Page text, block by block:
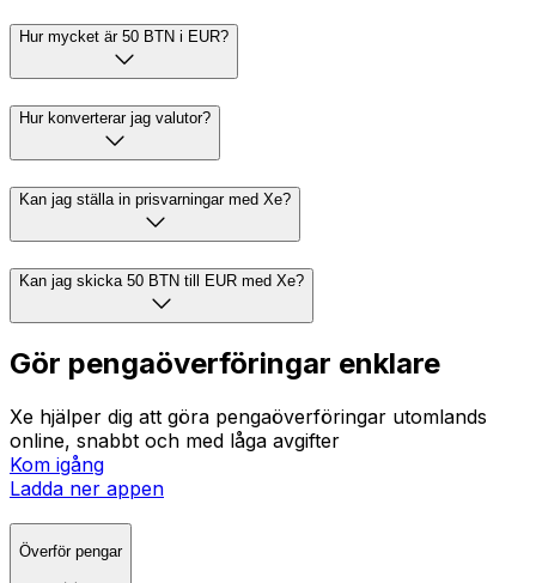
Hur mycket är 50 BTN i EUR?
Hur konverterar jag valutor?
Kan jag ställa in prisvarningar med Xe?
Kan jag skicka 50 BTN till EUR med Xe?
Gör pengaöverföringar enklare
Xe hjälper dig att göra pengaöverföringar utomlands
online, snabbt och med låga avgifter
Kom igång
Ladda ner appen
Överför pengar